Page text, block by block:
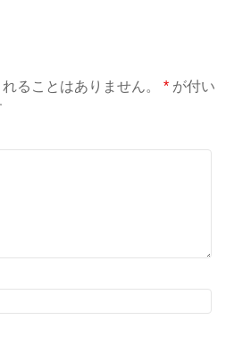
ることはありません。 * が付い